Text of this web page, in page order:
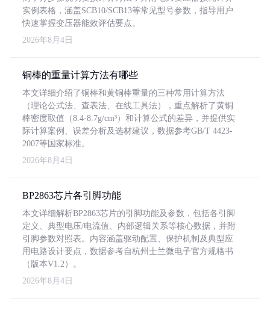
实例表格，涵盖SCB10/SCB13等常见型号参数，指导用户
快速掌握变压器能效评估要点。
2026年8月4日
铜棒的重量计算方法有哪些
本文详细介绍了铜棒和黄铜棒重量的三种常用计算方法
（理论公式法、查表法、在线工具法），重点解析了黄铜
棒密度取值（8.4-8.7g/cm³）和计算公式的差异，并提供实
际计算案例、误差分析及选材建议，数据参考GB/T 4423-
2007等国家标准。
2026年8月4日
BP2863芯片各引脚功能
本文详细解析BP2863芯片的引脚功能及参数，包括各引脚
定义、典型电压/电流值、内部逻辑关系等核心数据，并附
引脚参数对照表。内容涵盖驱动配置、保护机制及典型应
用电路设计要点，数据参考自杭州士兰微电子官方规格书
（版本V1.2）。
2026年8月4日